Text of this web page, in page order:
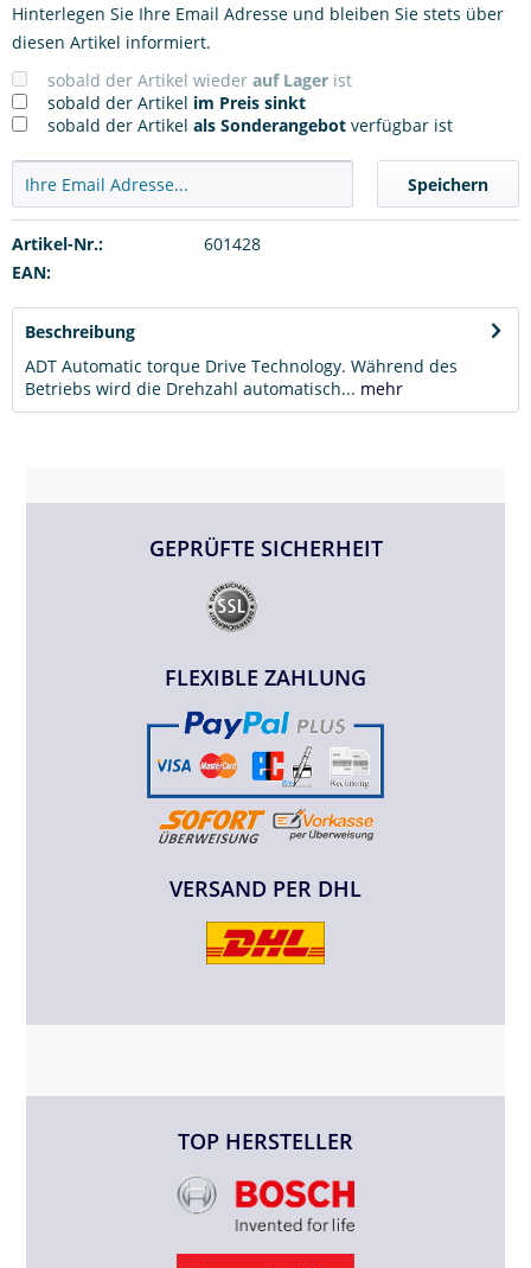
Hinterlegen Sie Ihre Email Adresse und bleiben Sie stets über
diesen Artikel informiert.
sobald der Artikel wieder auf Lager ist
sobald der Artikel im Preis sinkt
sobald der Artikel als Sonderangebot verfügbar ist
Speichern
Artikel-Nr.:
601428
EAN:
Beschreibung
ADT Automatic torque Drive Technology. Während des
Betriebs wird die Drehzahl automatisch... mehr
GEPRÜFTE SICHERHEIT
FLEXIBLE ZAHLUNG
VERSAND PER DHL
TOP HERSTELLER